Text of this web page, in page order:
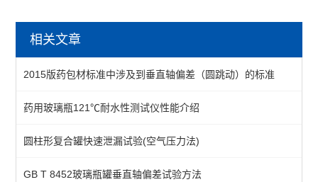
减压仪
不透水性测试仪
包装泄漏测试仪
微生物入密封侵试验仪
包装完整性测试仪
相关文章
2015版药包材标准中涉及到垂直轴偏差（圆跳动）的标准
药用玻璃瓶121℃耐水性测试仪性能介绍
圆柱形复合罐快速泄漏试验(空气压力法)
GB T 8452玻璃瓶罐垂直轴偏差试验方法